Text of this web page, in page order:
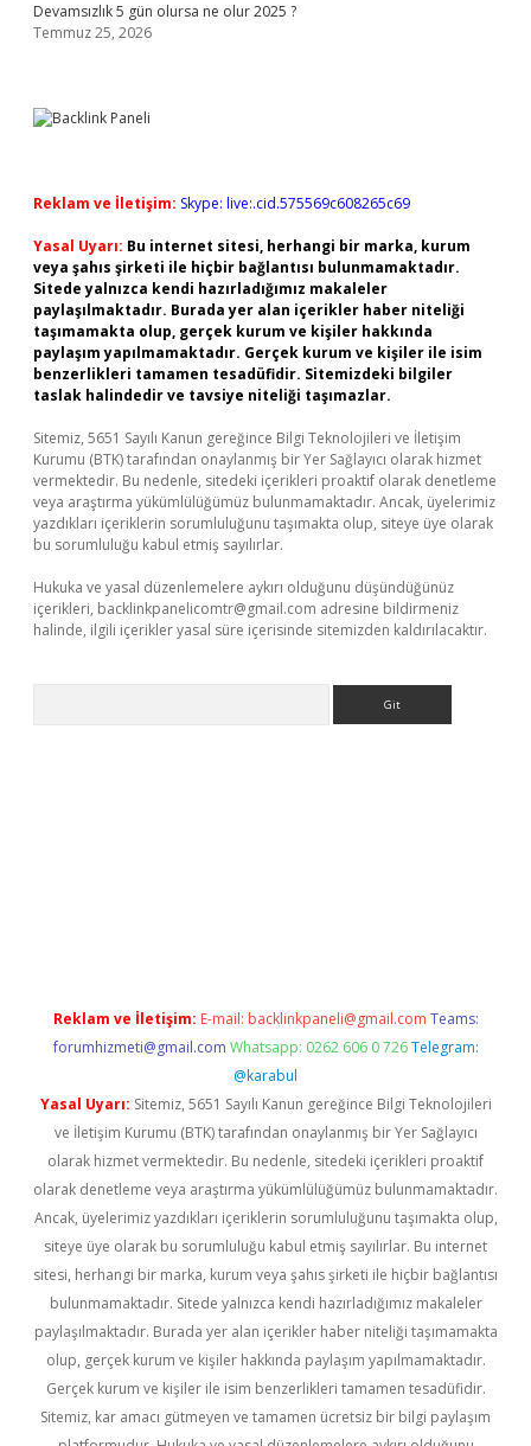
Devamsızlık 5 gün olursa ne olur 2025 ?
Temmuz 25, 2026
Reklam ve İletişim: Skype: live:.cid.575569c608265c69
Yasal Uyarı: Bu internet sitesi, herhangi bir marka, kurum
veya şahıs şirketi ile hiçbir bağlantısı bulunmamaktadır.
Sitede yalnızca kendi hazırladığımız makaleler
paylaşılmaktadır. Burada yer alan içerikler haber niteliği
taşımamakta olup, gerçek kurum ve kişiler hakkında
paylaşım yapılmamaktadır. Gerçek kurum ve kişiler ile isim
benzerlikleri tamamen tesadüfidir. Sitemizdeki bilgiler
taslak halindedir ve tavsiye niteliği taşımazlar.
Sitemiz, 5651 Sayılı Kanun gereğince Bilgi Teknolojileri ve İletişim
Kurumu (BTK) tarafından onaylanmış bir Yer Sağlayıcı olarak hizmet
vermektedir. Bu nedenle, sitedeki içerikleri proaktif olarak denetleme
veya araştırma yükümlülüğümüz bulunmamaktadır. Ancak, üyelerimiz
yazdıkları içeriklerin sorumluluğunu taşımakta olup, siteye üye olarak
bu sorumluluğu kabul etmiş sayılırlar.
Hukuka ve yasal düzenlemelere aykırı olduğunu düşündüğünüz
içerikleri, backlinkpanelicomtr@gmail.com adresine bildirmeniz
halinde, ilgili içerikler yasal süre içerisinde sitemizden kaldırılacaktır.
Reklam ve İletişim: E-mail: backlinkpaneli@gmail.com Teams:
forumhizmeti@gmail.com Whatsapp: 0262 606 0 726 Telegram:
@karabul
Yasal Uyarı: Sitemiz, 5651 Sayılı Kanun gereğince Bilgi Teknolojileri
ve İletişim Kurumu (BTK) tarafından onaylanmış bir Yer Sağlayıcı
olarak hizmet vermektedir. Bu nedenle, sitedeki içerikleri proaktif
olarak denetleme veya araştırma yükümlülüğümüz bulunmamaktadır.
Ancak, üyelerimiz yazdıkları içeriklerin sorumluluğunu taşımakta olup,
siteye üye olarak bu sorumluluğu kabul etmiş sayılırlar. Bu internet
sitesi, herhangi bir marka, kurum veya şahıs şirketi ile hiçbir bağlantısı
bulunmamaktadır. Sitede yalnızca kendi hazırladığımız makaleler
paylaşılmaktadır. Burada yer alan içerikler haber niteliği taşımamakta
olup, gerçek kurum ve kişiler hakkında paylaşım yapılmamaktadır.
Gerçek kurum ve kişiler ile isim benzerlikleri tamamen tesadüfidir.
Sitemiz, kar amacı gütmeyen ve tamamen ücretsiz bir bilgi paylaşım